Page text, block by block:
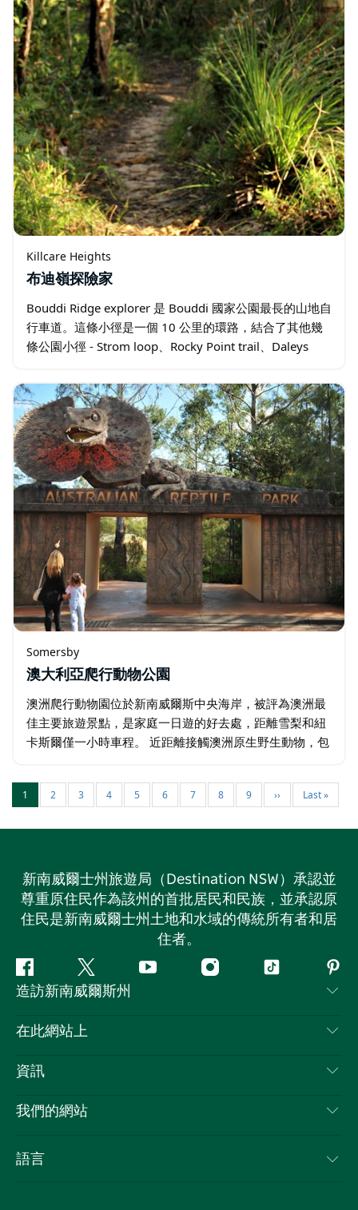
Killcare Heights
布迪嶺探險家
Bouddi Ridge explorer 是 Bouddi 國家公園最長的山地自
行車道。這條小徑是一個 10 公里的環路，結合了其他幾
條公園小徑 - Strom loop、Rocky Point trail、Daleys
Somersby
澳大利亞爬行動物公園
澳洲爬行動物園位於新南威爾斯中央海岸，被評為澳洲最
佳主要旅遊景點，是家庭一日遊的好去處，距離雪梨和紐
卡斯爾僅一小時車程。 近距離接觸澳洲原生野生動物，包
澳洲野狗、科莫多巨蜥…
1 2 3 4 5 6 7 8 9 ›› Last »
新南威爾士州旅遊局（Destination NSW）承認並
尊重原住民作為該州的首批居民和民族，並承認原
住民是新南威爾士州土地和水域的傳統所有者和居
住者。
Facebook嘰
嘰
喳
Youtube Instagram抖
造訪新南威爾斯州
聯絡我們
隱私
Cookie 通知
在此網站上
目的地
新南威爾斯州公路旅行
活動
資訊
旅行資訊
新南威爾斯的商業
我們的網站
語言